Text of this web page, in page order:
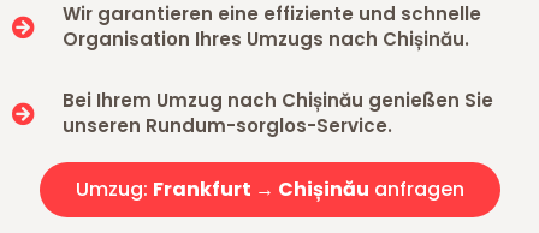
Wir garantieren eine effiziente und schnelle
Organisation Ihres Umzugs nach Chișinău.
Bei Ihrem Umzug nach Chișinău genießen Sie
unseren Rundum-sorglos-Service.
Umzug: Frankfurt → Chișinău anfragen